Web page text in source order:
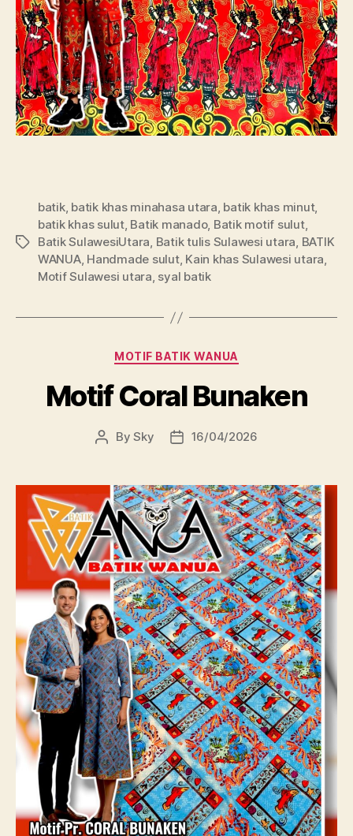
Tags
batik, batik khas minahasa utara, batik khas minut,
batik khas sulut, Batik manado, Batik motif sulut,
Batik SulawesiUtara, Batik tulis Sulawesi utara, BATIK
WANUA, Handmade sulut, Kain khas Sulawesi utara,
Motif Sulawesi utara, syal batik
Categories
MOTIF BATIK WANUA
Motif Coral Bunaken
PostBySky
Post16/04/2026